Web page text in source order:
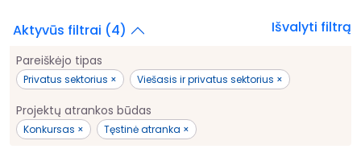
Aktyvūs filtrai (4) Išvalyti filtrą
Pareiškėjo tipas
Privatus sektorius × Viešasis ir privatus sektorius ×
Projektų atrankos būdas
Konkursas × Tęstinė atranka ×